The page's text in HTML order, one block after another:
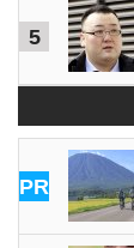
5
PR